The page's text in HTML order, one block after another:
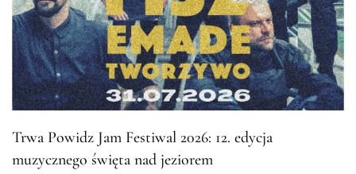
Trwa Powidz Jam Festiwal 2026: 12. edycja
muzycznego święta nad jeziorem